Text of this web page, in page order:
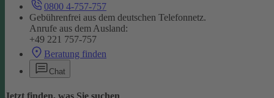
0800 4-757-757
Gebührenfrei aus dem deutschen Telefonnetz.
Anrufe aus dem Ausland:
+49 221 757-757
Beratung finden
Chat